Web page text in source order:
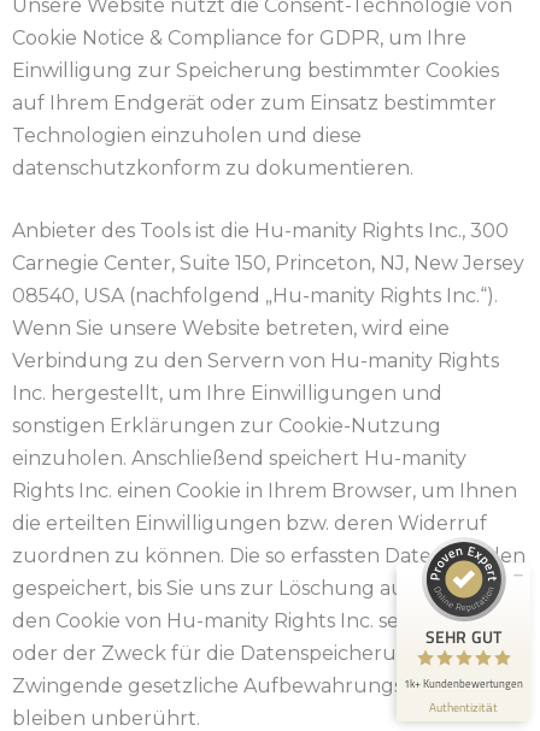
Unsere Website nutzt die Consent-Technologie von
Cookie Notice & Compliance for GDPR, um Ihre
Einwilligung zur Speicherung bestimmter Cookies
auf Ihrem Endgerät oder zum Einsatz bestimmter
Technologien einzuholen und diese
datenschutzkonform zu dokumentieren.
Anbieter des Tools ist die Hu-manity Rights Inc., 300
Carnegie Center, Suite 150, Princeton, NJ, New Jersey
08540, USA (nachfolgend „Hu-manity Rights Inc.“).
Wenn Sie unsere Website betreten, wird eine
Verbindung zu den Servern von Hu-manity Rights
Inc. hergestellt, um Ihre Einwilligungen und
sonstigen Erklärungen zur Cookie-Nutzung
einzuholen. Anschließend speichert Hu-manity
Rights Inc. einen Cookie in Ihrem Browser, um Ihnen
die erteilten Einwilligungen bzw. deren Widerruf
zuordnen zu können. Die so erfassten Daten werden
gespeichert, bis Sie uns zur Löschung auffordern,
den Cookie von Hu-manity Rights Inc. selbst löschen
oder der Zweck für die Datenspeicherung entfällt.
Zwingende gesetzliche Aufbewahrungspflichten
bleiben unberührt.
SEHR GUT
1k+ Kundenbewertungen
Authentizität
Rechtsanwalt Dr. Traub
100%
Empfehlungen auf
ProvenExpert.com
SEHR GUT
198
Bewertungen auf
ProvenExpert.com
1.036
Bewertungen von 4
Blick aufs ProvenExpert-Profil werfen